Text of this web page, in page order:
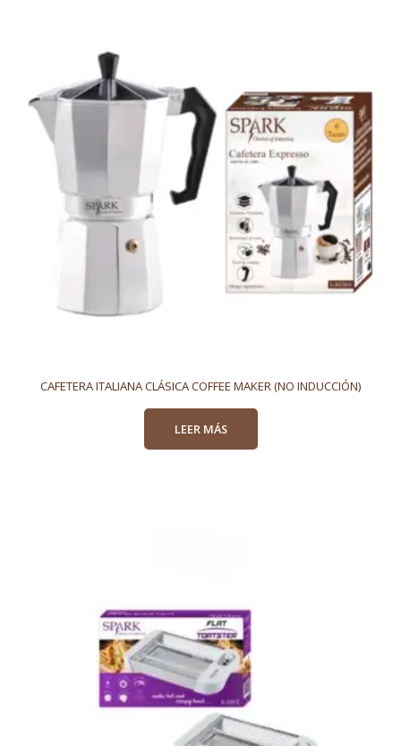
CAFETERA ITALIANA CLÁSICA COFFEE MAKER (NO INDUCCIÓN)
LEER MÁS